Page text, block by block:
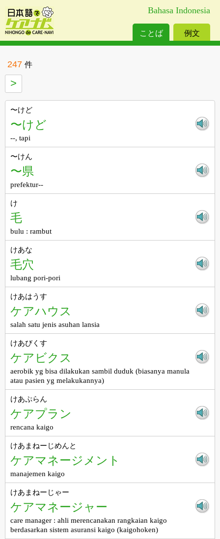
Bahasa Indonesia
ことば 例文
247 件
>
〜けど
〜けど
--, tapi
〜けん
〜県
prefektur--
け
毛
bulu : rambut
けあな
毛穴
lubang pori-pori
けあはうす
ケアハウス
salah satu jenis asuhan lansia
けあびくす
ケアビクス
aerobik yg bisa dilakukan sambil duduk (biasanya manula
atau pasien yg melakukannya)
けあぷらん
ケアプラン
rencana kaigo
けあまねーじめんと
ケアマネージメント
manajemen kaigo
けあまねーじゃー
ケアマネージャー
care manager : ahli merencanakan rangkaian kaigo
berdasarkan sistem asuransi kaigo (kaigohoken)